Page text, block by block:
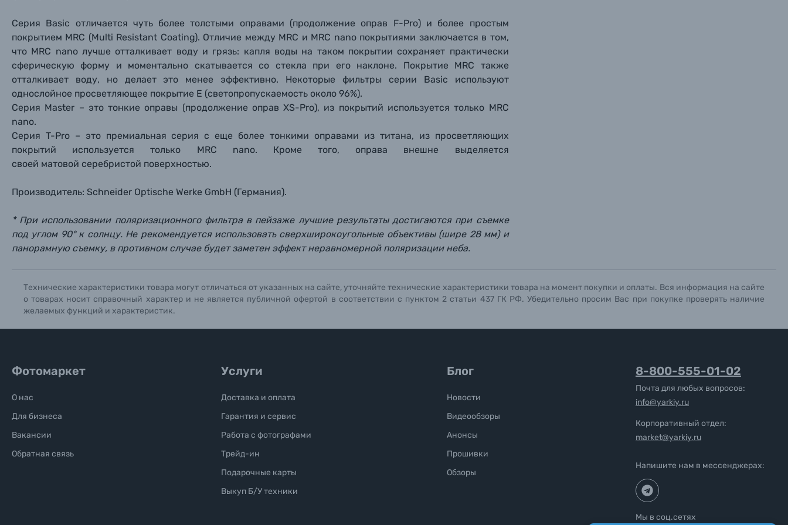
Б/У фототехника (Комиссионные товары)
Уценённые товары
Серия Basic отличается чуть более толстыми оправами (продолжение оправ F-Pro) и более простым
покрытием MRC (Multi Resistant Coating). Отличие между MRC и MRC nano покрытиями заключается в том,
что MRC nano лучше отталкивает воду и грязь: капля воды на таком покрытии сохраняет практически
сферическую форму и моментально скатывается со стекла при его наклоне. Покрытие MRC также
отталкивает воду, но делает это менее эффективно. Некоторые фильтры серии Basic используют
однослойное просветляющее покрытие Е (светопропускаемость около 96%).
Серия Master – это тонкие оправы (продолжение оправ XS-Pro), из покрытий используется только MRC
nano.
Серия T-Pro – это премиальная серия с еще более тонкими оправами из титана, из просветляющих
покрытий используется только MRC nano. Кроме того, оправа внешне выделяется
своей матовой серебристой поверхностью.
Производитель: Schneider Optische Werke GmbH (Германия).
* При использовании поляризационного фильтра в пейзаже лучшие результаты достигаются при съемке
под углом 90° к солнцу. Не рекомендуется использовать сверхширокоугольные объективы (шире 28 мм) и
панорамную съемку, в противном случае будет заметен эффект неравномерной поляризации неба.
Технические характеристики товара могут отличаться от указанных на сайте, уточняйте технические характеристики товара на момент покупки и оплаты. Вся информация на сайте
о товарах носит справочный характер и не является публичной офертой в соответствии с пунктом 2 статьи 437 ГК РФ. Убедительно просим Вас при покупке проверять наличие
желаемых функций и характеристик.
Фотомаркет
О нас
Для бизнеса
Вакансии
Обратная связь
Услуги
Доставка и оплата
Гарантия и сервис
Работа с фотографами
Трейд-ин
Подарочные карты
Выкуп Б/У техники
Блог
Новости
Видеообзоры
Анонсы
Прошивки
Обзоры
8-800-555-01-02
Почта для любых вопросов:
info@yarkiy.ru
Корпоративный отдел:
market@yarkiy.ru
Напишите нам в мессенджерах:
Мы в соц.сетях